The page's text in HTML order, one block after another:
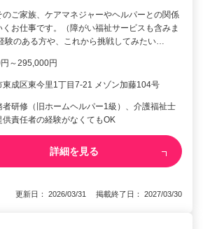
のご家族、ケアマネジャーやヘルパーとの関係
くお仕事です。（障がい福祉サービスも含みま
験のある方や、これから挑戦してみたい…
～295,000円
東成区東今里1丁目7-21 メゾン加藤104号
者研修（旧ホームヘルパー1級）、介護福祉士
責任者の経験がなくてもOK
詳細を見る
更新日： 2026/03/31 掲載終了日： 2027/03/30